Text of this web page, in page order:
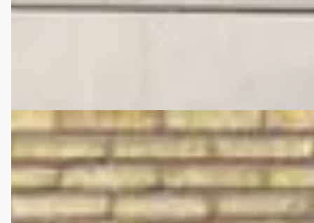
2019 · 90.070 km · Benzine · Handgeschakeld
Dodge Challenger·0
440 R/T MATCHING NUMBERS*TRACK-PACK*FULLY
€ 175.000
v.a. € 3.710/mnd